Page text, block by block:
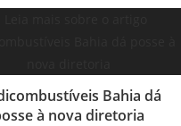
Bahia dá
à nova diretoria